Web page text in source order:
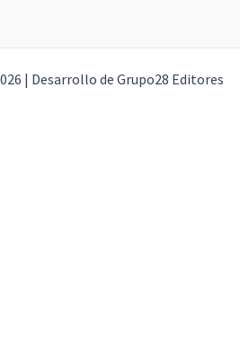
| Desarrollo de Grupo28 Editores